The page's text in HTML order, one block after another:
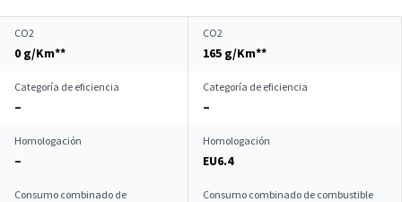
CO2
0 g/Km**
CO2
165 g/Km**
Categoría de eficiencia
–
Categoría de eficiencia
–
Homologación
–
Homologación
EU6.4
Consumo combinado de
Consumo combinado de combustible